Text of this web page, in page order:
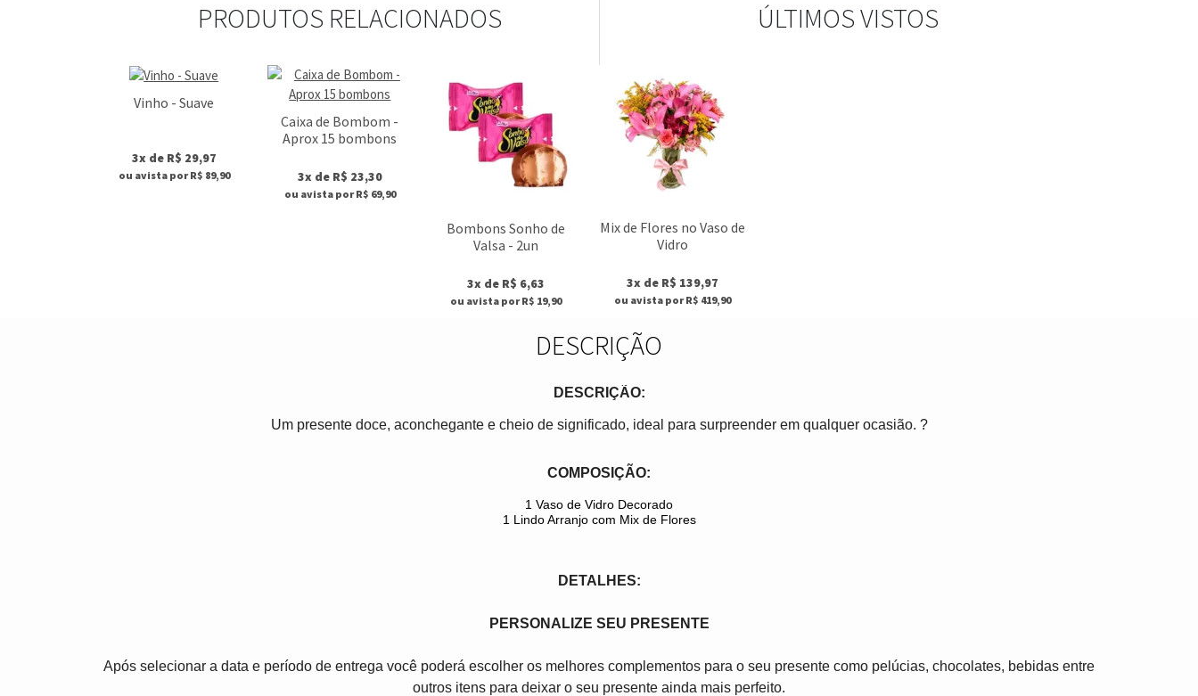
PRODUTOS RELACIONADOS
Vinho - Suave
3x de R$ 29,97
ou avista por R$ 89,90
Caixa de Bombom -
Aprox 15 bombons
3x de R$ 23,30
ou avista por R$ 69,90
Bombons Sonho de
Valsa - 2un
3x de R$ 6,63
ou avista por R$ 19,90
ÚLTIMOS VISTOS
Mix de Flores no Vaso de
Vidro
3x de R$ 139,97
ou avista por R$ 419,90
DESCRIÇÃO
DESCRIÇÃO:
Um presente doce, aconchegante e cheio de significado, ideal para surpreender em qualquer ocasião. ?
COMPOSIÇÃO:
1 Vaso de Vidro Decorado
1 Lindo Arranjo com Mix de Flores
DETALHES:
PERSONALIZE SEU PRESENTE
Após selecionar a data e período de entrega você poderá escolher os melhores complementos para o seu presente como pelúcias, chocolates, bebidas entre
outros itens para deixar o seu presente ainda mais perfeito.